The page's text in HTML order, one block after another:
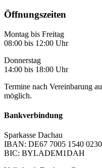
Öffnungszeiten
Montag bis Freitag
08:00 bis 12:00 Uhr
Donnerstag
14:00 bis 18:00 Uhr
Termine nach Vereinbarung
möglich.
Bankverbindung
Sparkasse Dachau
IBAN: DE67 7005 1540
BIC: BYLADEM1DAH